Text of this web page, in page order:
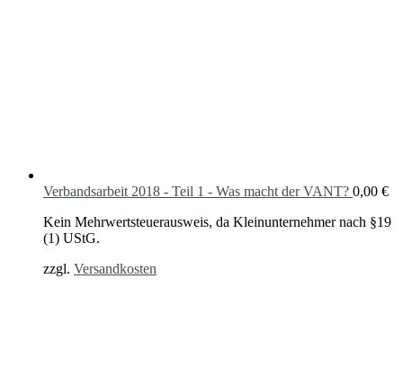
Verbandsarbeit 2018 - Teil 1 - Was macht der VANT? 0,00 €
Kein Mehrwertsteuerausweis, da Kleinunternehmer nach §19
(1) UStG.
zzgl. Versandkosten